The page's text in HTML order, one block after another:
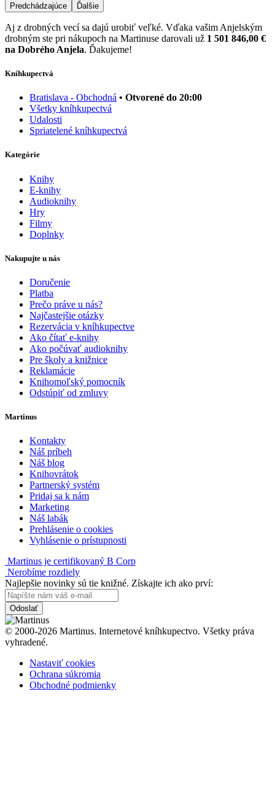
Predchádzajúce Ďalšie
Aj z drobných vecí sa dajú urobiť veľké. Vďaka vašim Anjelským
drobným ste pri nákupoch na Martinuse darovali už 1 501 846,00 €
na Dobrého Anjela. Ďakujeme!
Kníhkupectvá
Bratislava - Obchodná • Otvorené do 20:00
Všetky kníhkupectvá
Udalosti
Spriatelené kníhkupectvá
Kategórie
Knihy
E-knihy
Audioknihy
Hry
Filmy
Doplnky
Nakupujte u nás
Doručenie
Platba
Prečo práve u nás?
Najčastejšie otázky
Rezervácia v kníhkupectve
Ako čítať e-knihy
Ako počúvať audioknihy
Pre školy a knižnice
Reklamácie
Knihomoľský pomocník
Odstúpiť od zmluvy
Martinus
Kontakty
Náš príbeh
Náš blog
Knihovrátok
Partnerský systém
Pridaj sa k nám
Marketing
Náš labák
Prehlásenie o cookies
Vyhlásenie o prístupnosti
Martinus je certifikovaný B Corp
Nerobíme rozdiely
Najlepšie novinky sú tie knižné. Získajte ich ako prví:
Odoslať
© 2000-2026 Martinus. Internetové kníhkupectvo. Všetky práva
vyhradené.
Nastaviť cookies
Ochrana súkromia
Obchodné podmienky